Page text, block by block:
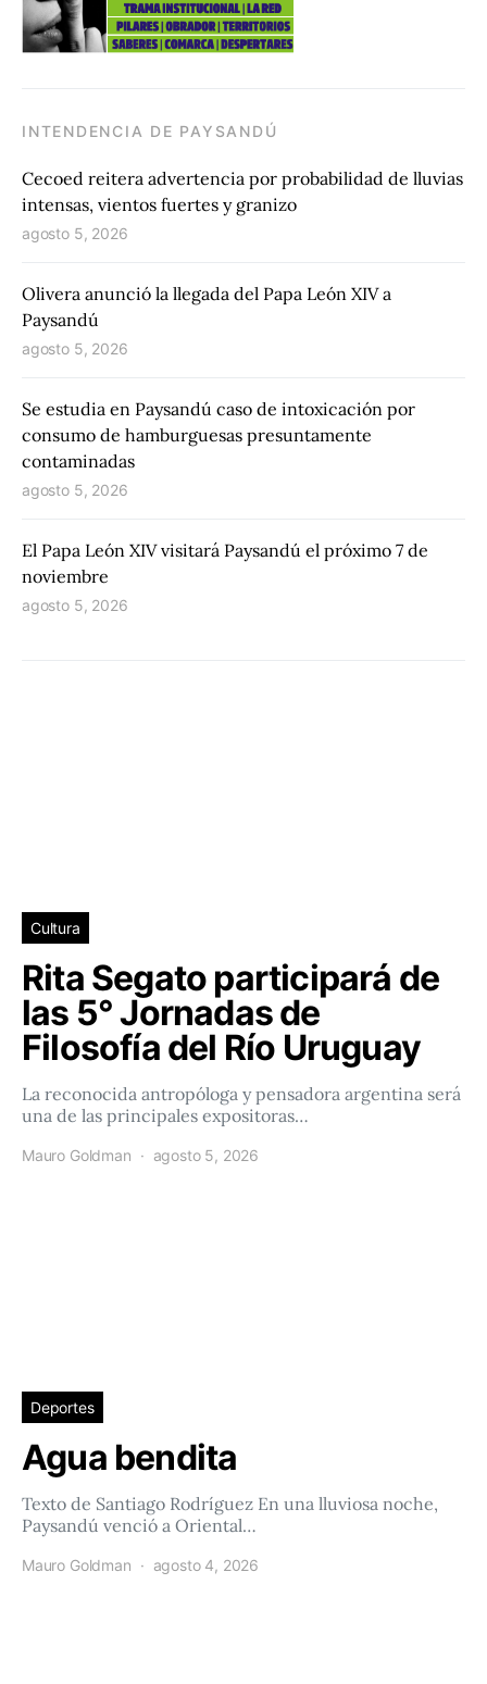
INTENDENCIA DE PAYSANDÚ
Cecoed reitera advertencia por probabilidad de lluvias
intensas, vientos fuertes y granizo
agosto 5, 2026
Olivera anunció la llegada del Papa León XIV a
Paysandú
agosto 5, 2026
Se estudia en Paysandú caso de intoxicación por
consumo de hamburguesas presuntamente
contaminadas
agosto 5, 2026
El Papa León XIV visitará Paysandú el próximo 7 de
noviembre
agosto 5, 2026
Cultura
Rita Segato participará de
las 5° Jornadas de
Filosofía del Río Uruguay
La reconocida antropóloga y pensadora argentina será
una de las principales expositoras…
Mauro Goldman agosto 5, 2026
Deportes
Agua bendita
Texto de Santiago Rodríguez En una lluviosa noche,
Paysandú venció a Oriental…
Mauro Goldman agosto 4, 2026